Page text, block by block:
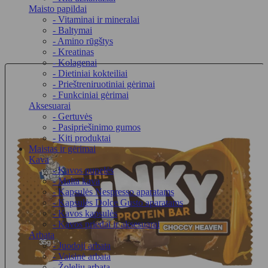
Maisto papildai
- Vitaminai ir mineralai
- Baltymai
- Amino rūgštys
- Kreatinas
- Kolagenai
- Dietiniai kokteiliai
- Prieštreniruotiniai gėrimai
- Funkciniai gėrimai
Aksesuarai
- Gertuvės
- Pasipriešinimo gumos
- Kiti produktai
Maistas ir gėrimai
Kava
- Kavos pupelės
- Malta kava
- Kapsulės Nespresso aparatams
- Kapsulės Dolce Gusto aparatams
- Kavos kapsulės
- Kavos priedai ir aksesuarai
Arbata
- Juodoji arbata
- Vaisinė arbata